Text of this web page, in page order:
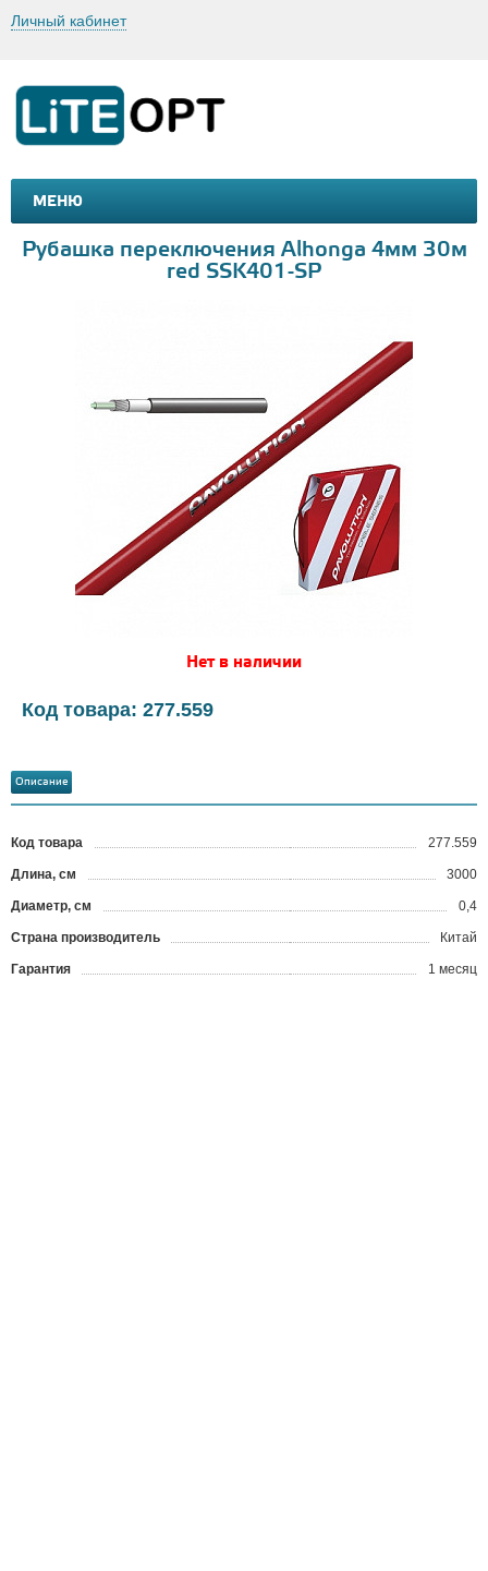
Личный кабинет
МЕНЮ
МАШИНКИ И МОТОЦИКЛЫ
Рубашка переключения Alhonga 4мм 30м
red SSK401-SP
Нет в наличии
Код товара: 277.559
Описание
Код товара 277.559
Длина, см 3000
Диаметр, см 0,4
Страна производитель Китай
Гарантия 1 месяц